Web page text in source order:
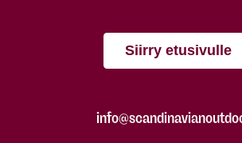
Siirry etusivulle